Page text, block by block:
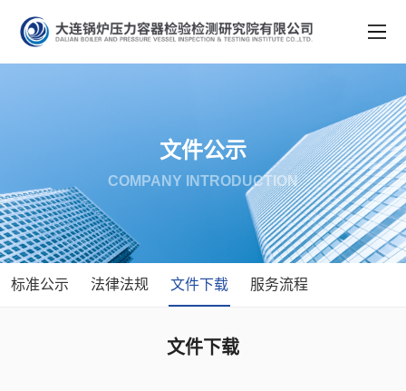
文件公示
COMPANY INTRODUCTION
标准公示 法律法规 文件下载 服务流程
文件下载